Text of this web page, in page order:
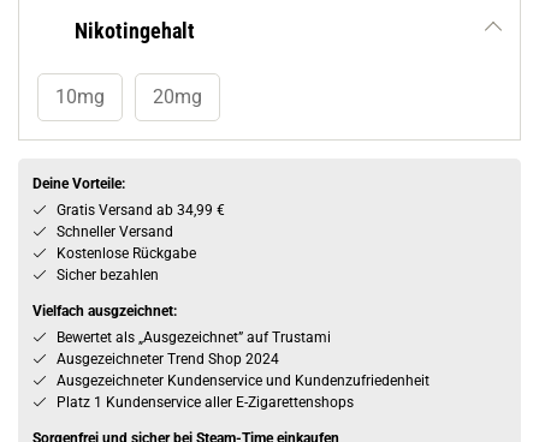
Nikotingehalt
10mg 20mg
Deine Vorteile:
Gratis Versand ab 34,99 €
Schneller Versand
Kostenlose Rückgabe
Sicher bezahlen
Vielfach ausgzeichnet:
Bewertet als „Ausgezeichnet” auf Trustami
Ausgezeichneter Trend Shop 2024
Ausgezeichneter Kundenservice und Kundenzufriedenheit
Platz 1 Kundenservice aller E-Zigarettenshops
Sorgenfrei und sicher bei Steam-Time einkaufen